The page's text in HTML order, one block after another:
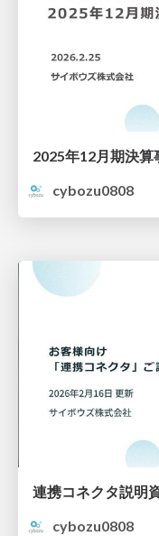
2025年12月期決算
cybozu0808
連携コネクタ説明
cybozu0808